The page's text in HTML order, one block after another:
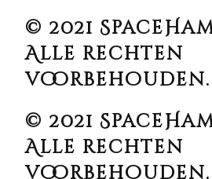
© 2021
Alle rechten
voorbehouden.
© 2021
Alle rechten
voorbehouden.